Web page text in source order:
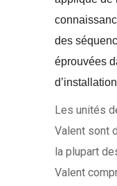
des
éprouvées
Les unités
Valent sont
la plupart
Valent